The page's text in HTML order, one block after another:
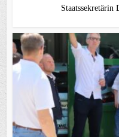
Staatssekretärin